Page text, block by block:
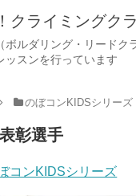
クライミングク
ボルダリング・リードク
ッスンを行っています
のぼコンKIDSシリーズ
彰選手
コンKIDSシリーズ